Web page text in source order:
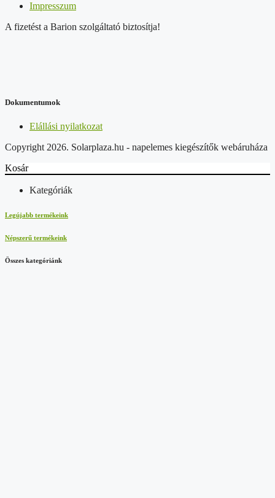
Impresszum
A fizetést a Barion szolgáltató biztosítja!
Dokumentumok
Elállási nyilatkozat
Copyright 2026. Solarplaza.hu - napelemes kiegészítők webáruháza
Kosár
Kategóriák
Legújabb termékeink
Népszerű termékeink
Összes kategóriánk